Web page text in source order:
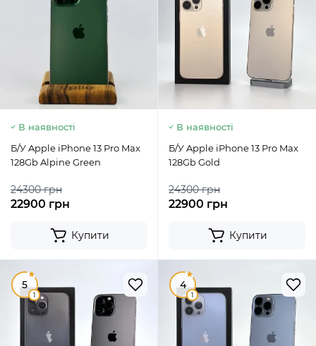
В наявності
Б/У Apple iPhone 13 Pro Max
128Gb Alpine Green
24300 грн
22900 грн
Купити
В наявності
Б/У Apple iPhone 13 Pro Max
128Gb Gold
24300 грн
22900 грн
Купити
5
1
4
1